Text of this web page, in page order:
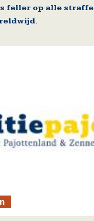
feller op alle straffe